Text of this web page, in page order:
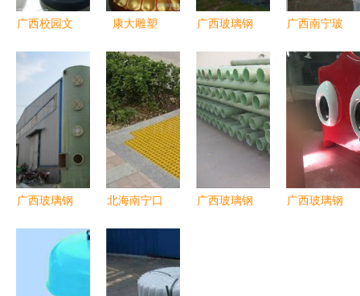
广西校园文
玻璃钢卡通
雕塑的创意
与工艺
康大雕塑
璃钢佛像的
艺术传承与
创新
广西玻璃钢
探访桂林七
星大型卡通
牛雕塑的专
业厂商
广西南宁玻
园林景观的
优选伙伴
广西玻璃钢
区域经济发
北海南宁口
水箱选购与
广西玻璃钢
广西玻璃钢